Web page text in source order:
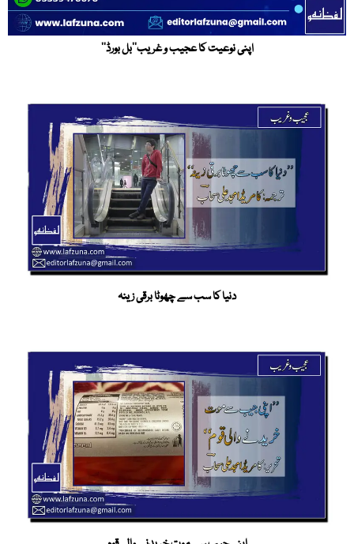
اپنی نوعیت کا عجیب و غریب’’بل بورڈ‘‘
دنیا کا سب سے چھوٹا برقی زینہ